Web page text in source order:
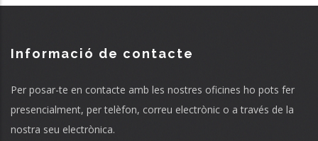
Informació de contacte
Per posar-te en contacte amb les nostres oficines ho pots fer
presencialment, per telèfon, correu electrònic o a través de la
nostra seu electrònica.